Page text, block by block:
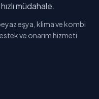
müdahale.
eşya, klima ve kombi
ve onarım hizmeti